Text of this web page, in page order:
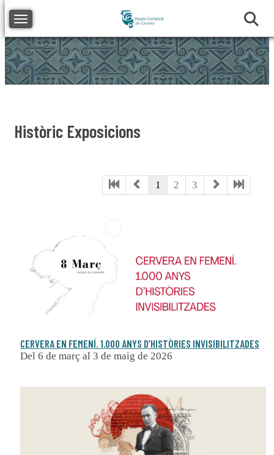
Toggle navigation
Històric Exposicions
1 2 3
CERVERA EN FEMENÍ. 1.000 ANYS D’HISTÒRIES INVISIBILITZADES
Del 6 de març al 3 de maig de 2026